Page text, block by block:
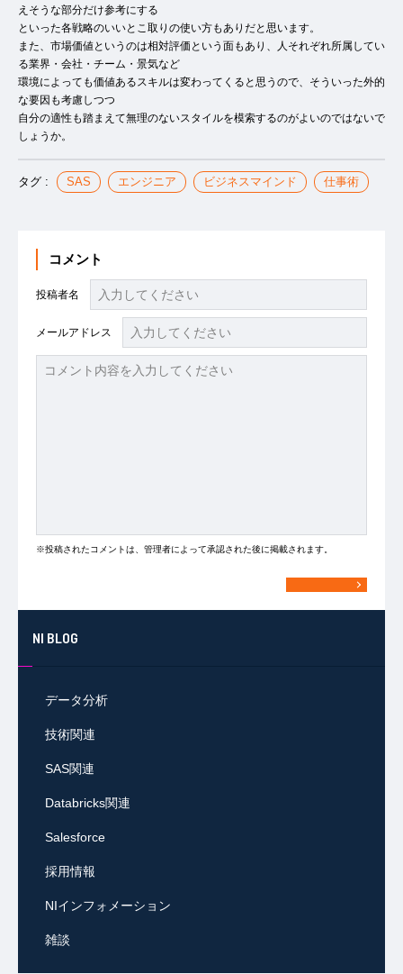
えそうな部分だけ参考にする
といった各戦略のいいとこ取りの使い方もありだと思います。
また、市場価値というのは相対評価という面もあり、人それぞれ所属してい
る業界・会社・チーム・景気など
環境によっても価値あるスキルは変わってくると思うので、そういった外的
な要因も考慮しつつ
自分の適性も踏まえて無理のないスタイルを模索するのがよいのではないで
しょうか。
タグ : SAS エンジニア ビジネスマインド 仕事術
コメント
投稿者名
メールアドレス
※投稿されたコメントは、管理者によって承認された後に掲載されます。
NI BLOG
データ分析
技術関連
SAS関連
Databricks関連
Salesforce
採用情報
NIインフォメーション
雑談